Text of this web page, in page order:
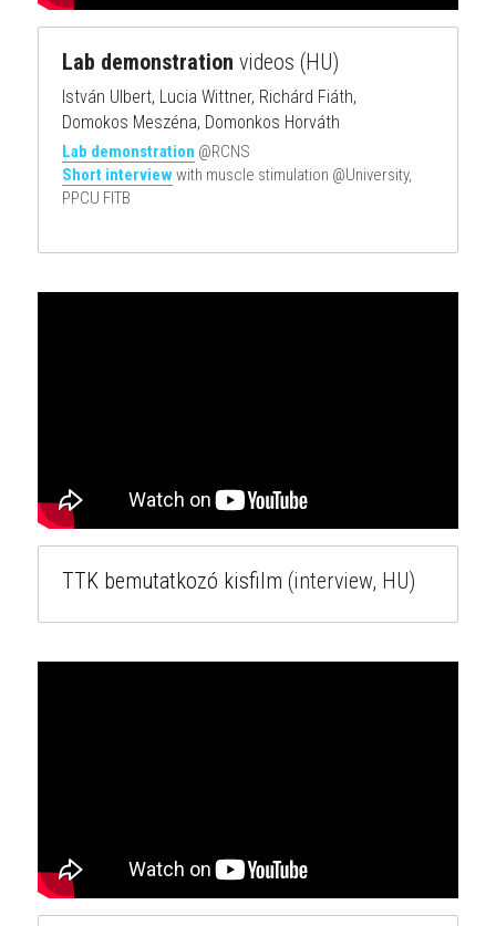
Lab demonstration videos (HU)
István Ulbert, Lucia Wittner, Richárd Fiáth,
Domokos Meszéna, Domonkos Horváth
Lab demonstration @RCNS
Short interviewwith muscle stimulation @University,
PPCU FITB
TTK bemutatkozó kisfilm (interview, HU)